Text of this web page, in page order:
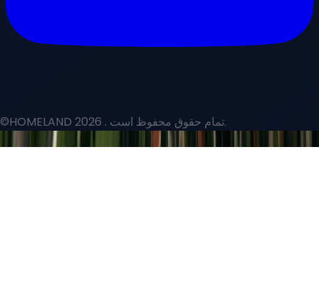
©HOMELAND 2026 . تمام حقوق محفوظ است.